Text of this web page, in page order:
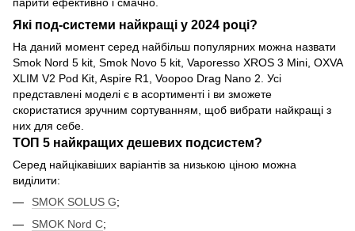
Які под-системи найкращі у 2024 році?
На даний момент серед найбільш популярних можна назвати
Smok Nord 5 kit, Smok Novo 5 kit, Vaporesso XROS 3 Mini, OXVA
XLIM V2 Pod Kit, Aspire R1, Voopoo Drag Nano 2. Усі
представлені моделі є в асортименті і ви зможете
скористатися зручним сортуванням, щоб вибрати найкращі з
них для себе.
ТОП 5 найкращих дешевих подсистем?
Серед найцікавіших варіантів за низькою ціною можна
виділити:
SMOK SOLUS G;
SMOK Nord C;